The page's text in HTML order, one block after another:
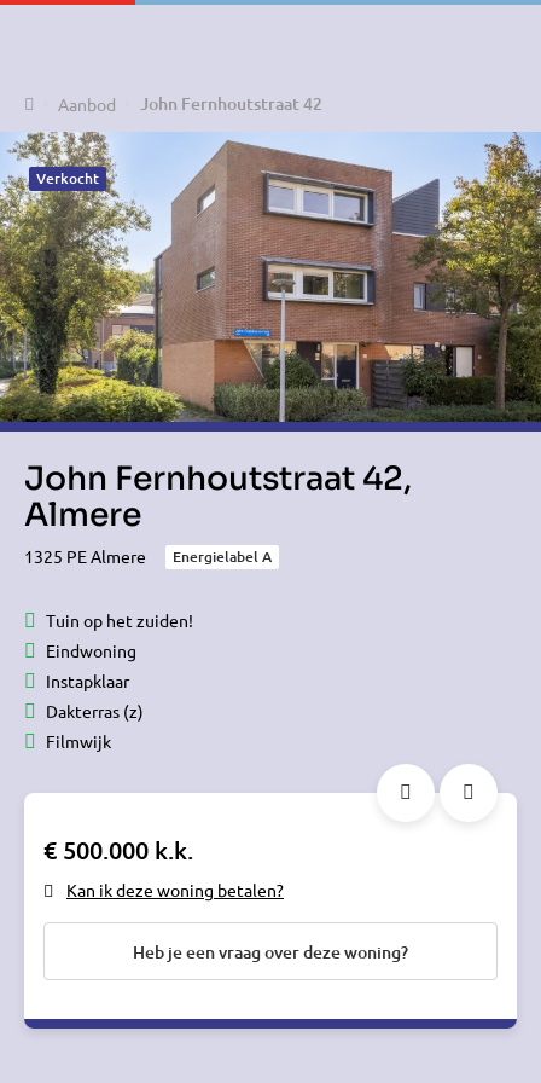
HomeAanbod John Fernhoutstraat 42
Verkocht
John Fernhoutstraat 42,
Almere
1325 PE Almere Energielabel A
Tuin op het zuiden!
Eindwoning
Instapklaar
Dakterras (z)
Filmwijk
€ 500.000 k.k.
Kan ik deze woning betalen?
Heb je een vraag over deze woning?